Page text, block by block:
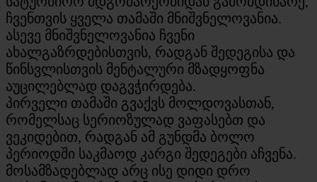
ჩვენთვის ყველა თამაში მნიშვნელოვანია.
ასევე მნიშვნელოვანია ჩვენი
ახალგაზრდებისთვის, რადგან შედეგისა და
წინსვლისთვის მენტალური მზადყოფნა
აუცილებლად დაგვჭირდება.
პირველი თამაში გვაქვს მოლდოვასთან,
რომელსაც სერიოზულად ვაფასებთ და
ვეკიდებით, რადგან ამ გუნდმა ბოლო
პერიოდში საკმაოდ კარგი შედეგები აჩვენა.
მოსამზადებლად არც ისე დიდი დრო